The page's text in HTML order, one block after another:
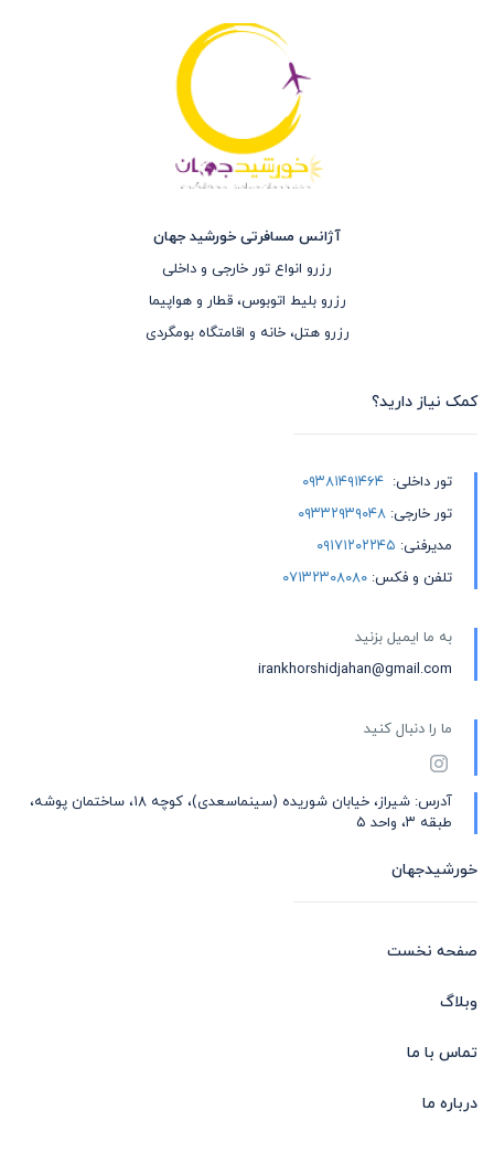
آژانس مسافرتی خورشید جهان
رزرو انواع تور خارجی و داخلی
رزرو بلیط اتوبوس، قطار و هواپیما
رزرو هتل، خانه و اقامتگاه بومگردی
کمک نیاز دارید؟
تور داخلی: ۰۹۳۸۱۴۹۱۴۶۴
تور خارجی: ۰۹۳۳۲۹۳۹۰۴۸
مدیرفنی: ۰۹۱۷۱۲۰۲۲۴۵
تلفن و فکس: ۰۷۱۳۲۳۰۸۰۸۰
به ما ایمیل بزنید
irankhorshidjahan@gmail.com
ما را دنبال کنید
آدرس: شیراز، خیابان شوریده (سینماسعدی)، کوچه ۱۸، ساختمان پوشه،
طبقه ۳، واحد ۵
خورشیدجهان
صفحه نخست
وبلاگ
تماس با ما
درباره ما